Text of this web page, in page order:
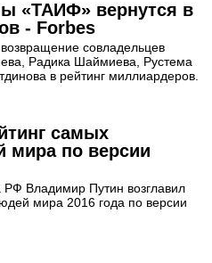
«ТАИФ» вернутся в
- Forbes
совладельцев
Радика Шаймиева, Рустема
в рейтинг миллиардеров.
самых
мира по версии
РФ Владимир Путин возглавил
мира 2016 года по версии